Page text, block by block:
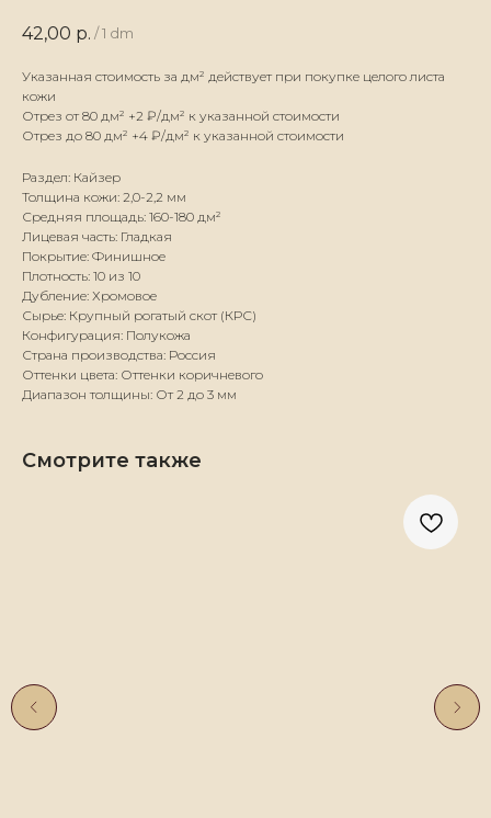
42,00 р. / 1 dm
Указанная стоимость за дм² действует при покупке целого листа
кожи
Отрез от 80 дм² +2 ₽/дм² к указанной стоимости
Отрез до 80 дм² +4 ₽/дм² к указанной стоимости
Раздел: Кайзер
Толщина кожи: 2,0-2,2 мм
Средняя площадь: 160-180 дм²
Лицевая часть: Гладкая
Покрытие: Финишное
Плотность: 10 из 10
Дубление: Хромовое
Сырье: Крупный рогатый скот (КРС)
Конфигурация: Полукожа
Страна производства: Россия
Оттенки цвета: Оттенки коричневого
Диапазон толщины: От 2 до 3 мм
Смотрите также